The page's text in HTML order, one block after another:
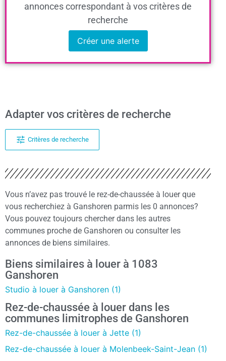
annonces correspondant à vos critères de
recherche
Créer une alerte
Adapter vos critères de recherche
Critères de recherche
Vous n’avez pas trouvé le rez-de-chaussée à louer que
vous recherchiez à Ganshoren parmis les 0 annonces?
Vous pouvez toujours chercher dans les autres
communes proche de Ganshoren ou consulter les
annonces de biens similaires.
Biens similaires à louer à 1083
Ganshoren
Studio à louer à Ganshoren (1)
Rez-de-chaussée à louer dans les
communes limitrophes de Ganshoren
Rez-de-chaussée à louer à Jette (1)
Rez-de-chaussée à louer à Molenbeek-Saint-Jean (1)